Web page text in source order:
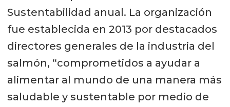
Sustentabilidad anual. La organización
fue establecida en 2013 por destacados
directores generales de la industria del
salmón, “comprometidos a ayudar a
alimentar al mundo de una manera más
saludable y sustentable por medio de